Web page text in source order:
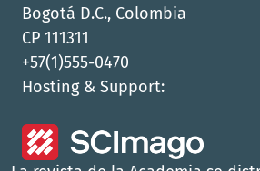
Bogotá D.C., Colombia
CP 111311
+57(1)555-0470
Hosting & Support: